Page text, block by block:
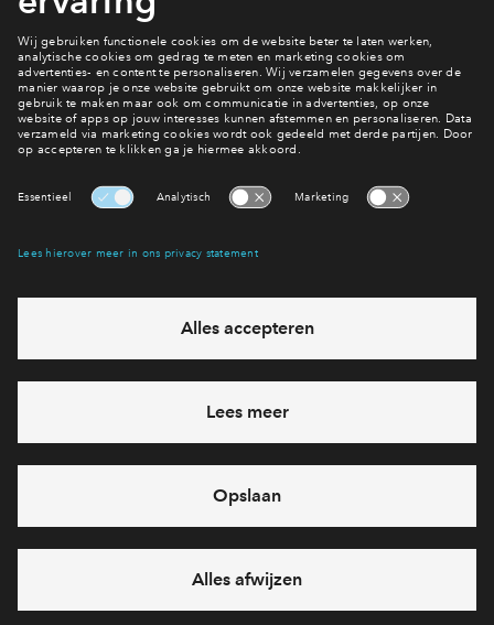
Direct een afspraak maken bij Rabobank
Naar het nieuwsoverzicht
eventuele projecten
Ja, ik wil mij aanmelden
Heb je een vraag en wil je direct antwoord? Bel ons op088-
7122659
6 dagen per week beschikbaar (behalve tijdens
feestdagen)
vandaag van 10:00 - 13:00 uur